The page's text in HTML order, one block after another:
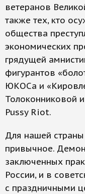
ветеранов
также тех, кто
общества
экономических
грядущей
фигурантов
ЮКОСа и
Толоконниковой
Pussy Riot.
Для нашей
привычное.
заключенных
России, и в
с праздничными